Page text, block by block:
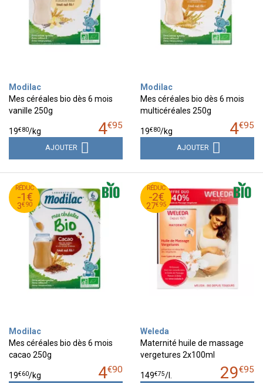
Modilac
Mes céréales bio dès 6 mois
vanille 250g
4€95
19€80/kg
AJOUTER
Modilac
Mes céréales bio dès 6 mois
multicéréales 250g
4€95
19€80/kg
AJOUTER
RÉDUC
-1€
3€90
4
€
90
3
€
90
Modilac
Mes céréales bio dès 6 mois
cacao 250g
4€90
19€60/kg
RÉDUC
-2€
27€95
29
€
95
27
€
95
Weleda
Maternité huile de massage
vergetures 2x100ml
29€95
149€75/l.